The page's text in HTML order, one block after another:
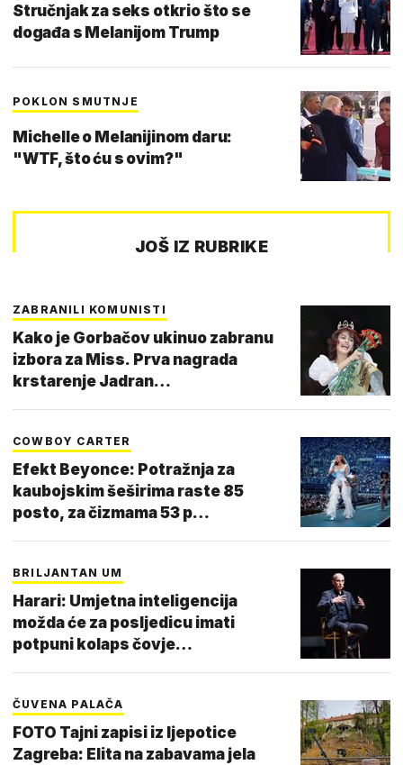
Stručnjak za seks otkrio što se
događa s Melanijom Trump
POKLON SMUTNJE
Michelle o Melanijinom daru:
"WTF, što ću s ovim?"
JOŠ IZ RUBRIKE
ZABRANILI KOMUNISTI
Kako je Gorbačov ukinuo zabranu
izbora za Miss. Prva nagrada
krstarenje Jadran…
COWBOY CARTER
Efekt Beyonce: Potražnja za
kaubojskim šeširima raste 85
posto, za čizmama 53 p…
BRILJANTAN UM
Harari: Umjetna inteligencija
možda će za posljedicu imati
potpuni kolaps čovje…
ČUVENA PALAČA
FOTO Tajni zapisi iz ljepotice
Zagreba: Elita na zabavama jela